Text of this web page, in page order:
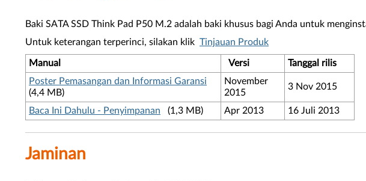
Baki SATA SSD Think Pad P50 M.2 adalah baki khusus bagi Anda untuk
Untuk keterangan terperinci, silakan klik Tinjauan Produk
Manual Versi
Tanggal rilis
Poster Pemasangan dan Informasi Garansi
(4,4 MB)
November
2015
3 Nov 2015
Baca Ini Dahulu - Penyimpanan (1,3 MB) Apr 2013 16 Juli 2013
Jaminan